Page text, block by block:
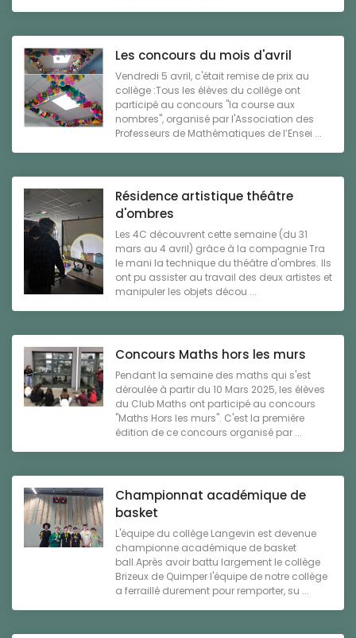
Les concours du mois d'avril
Vendredi 5 avril, c'était remise de prix au
collège :Tous les élèves du collège ont
participé au concours "la course aux
nombres", organisé par l'Association des
Professeurs de Mathématiques de l’Ensei ...
Résidence artistique théâtre
d'ombres
Les 4C découvrent cette semaine (du 31
mars au 4 avril) grâce à la compagnie Tra
le mani la technique du théâtre d'ombres. Ils
ont pu assister au travail des deux artistes et
manipuler les objets décou ...
Concours Maths hors les murs
Pendant la semaine des maths qui s'est
déroulée à partir du 10 Mars 2025, les élèves
du Club Maths ont participé au concours
"Maths Hors les murs". C'est la première
édition de ce concours organisé par ...
Championnat académique de
basket
L'équipe du collège Langevin est devenue
championne académique de basket
ball.Après avoir battu largement le collège
Brizeux de Quimper l'équipe de notre collège
a ferraillé durement pour remporter, su ...